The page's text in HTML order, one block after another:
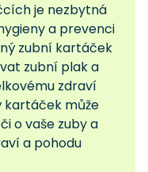
je nezbytná
a prevenci
zubní kartáček
zubní plak a
zdraví
kartáček může
o vaše zuby a
a pohodu